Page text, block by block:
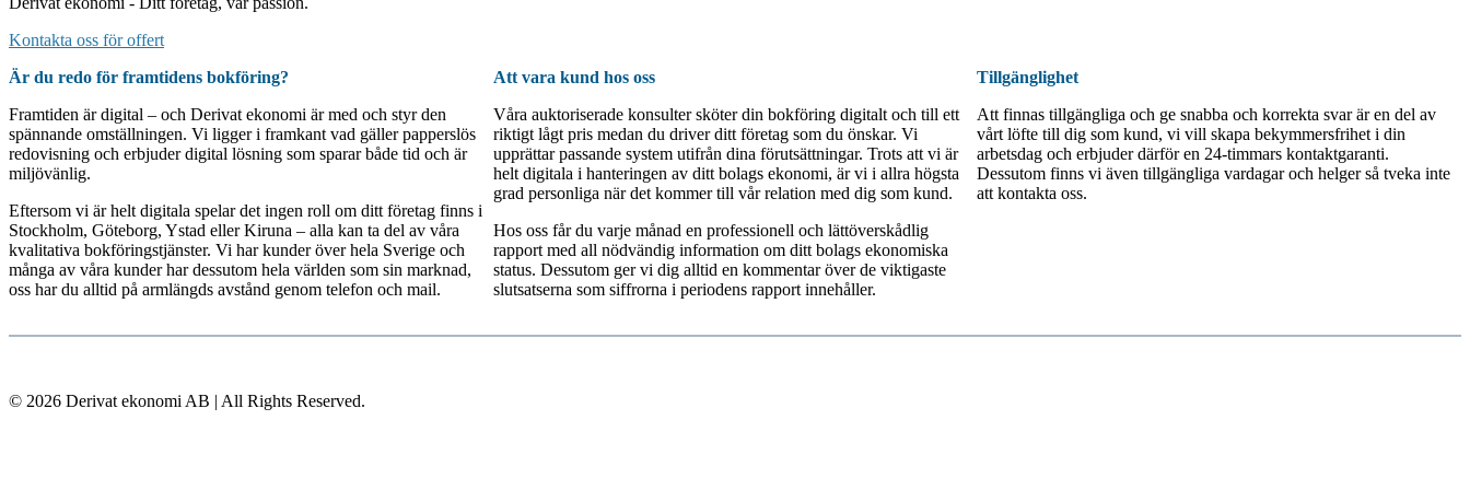
Kontakta oss för offert
Är du redo för framtidens bokföring?
Framtiden är digital – och Derivat ekonomi är med och styr den
spännande omställningen. Vi ligger i framkant vad gäller papperslös
redovisning och erbjuder digital lösning som sparar både tid och är
miljövänlig.
Eftersom vi är helt digitala spelar det ingen roll om ditt företag finns i
Stockholm, Göteborg, Ystad eller Kiruna – alla kan ta del av våra
kvalitativa bokföringstjänster. Vi har kunder över hela Sverige och
många av våra kunder har dessutom hela världen som sin marknad,
oss har du alltid på armlängds avstånd genom telefon och mail.
Att vara kund hos oss
Våra auktoriserade konsulter sköter din bokföring digitalt och till ett
riktigt lågt pris medan du driver ditt företag som du önskar. Vi
upprättar passande system utifrån dina förutsättningar. Trots att vi är
helt digitala i hanteringen av ditt bolags ekonomi, är vi i allra högsta
grad personliga när det kommer till vår relation med dig som kund.
Hos oss får du varje månad en professionell och lättöverskådlig
rapport med all nödvändig information om ditt bolags ekonomiska
status. Dessutom ger vi dig alltid en kommentar över de viktigaste
slutsatserna som siffrorna i periodens rapport innehåller.
Tillgänglighet
Att finnas tillgängliga och ge snabba och korrekta svar är en del av
vårt löfte till dig som kund, vi vill skapa bekymmersfrihet i din
arbetsdag och erbjuder därför en 24-timmars kontaktgaranti.
Dessutom finns vi även tillgängliga vardagar och helger så tveka inte
att kontakta oss.
© 2026 Derivat ekonomi AB | All Rights Reserved.